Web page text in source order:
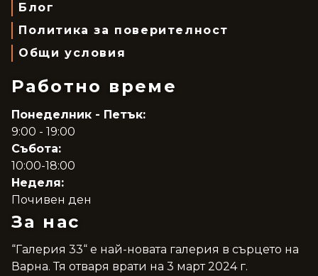
Блог
Политика за поверителност
Общи условия
Работно време
Понеделник - Петък:
9:00 - 19:00
Събота:
10:00-18:00
Неделя:
Почивен ден
За нас
“Галерия 33“ е най-новата галерия в сърцето на
Варна. Тя отваря врати на 3 март 2024 г.